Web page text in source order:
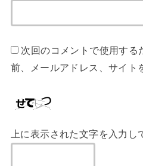
次回のコメントで使用する
前、メールアドレス、サイト
上に表示された文字を入力し